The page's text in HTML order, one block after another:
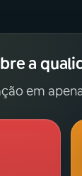
a
em